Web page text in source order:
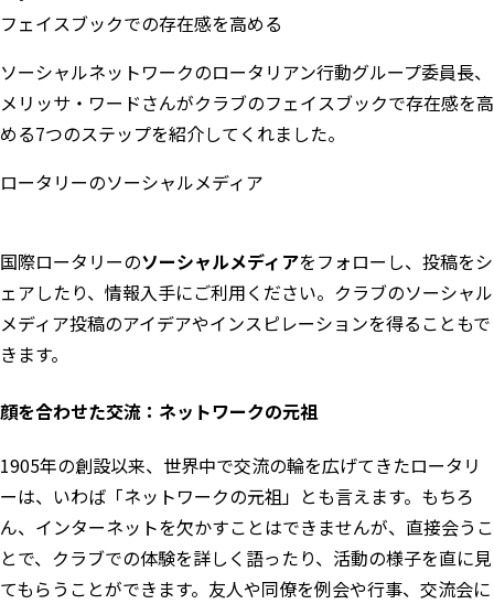
フェイスブックでの存在感を高める
ソーシャルネットワークのロータリアン行動グループ委員長、
メリッサ・ワードさんがクラブのフェイスブックで存在感を高
める7つのステップを紹介してくれました。
ロータリーのソーシャルメディア
国際ロータリーのソーシャルメディアをフォローし、投稿をシ
ェアしたり、情報入手にご利用ください。クラブのソーシャル
メディア投稿のアイデアやインスピレーションを得ることもで
きます。
顔を合わせた交流：ネットワークの元祖
1905年の創設以来、世界中で交流の輪を広げてきたロータリ
ーは、いわば「ネットワークの元祖」とも言えます。もちろ
ん、インターネットを欠かすことはできませんが、直接会うこ
とで、クラブでの体験を詳しく語ったり、活動の様子を直に見
てもらうことができます。友人や同僚を例会や行事、交流会に